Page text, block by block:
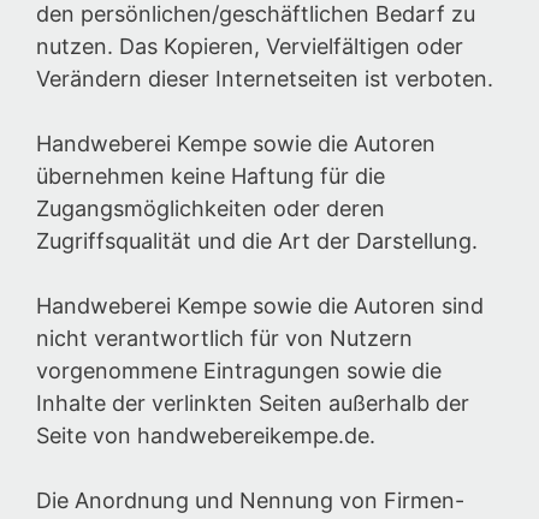
den persönlichen/geschäftlichen Bedarf zu
nutzen. Das Kopieren, Vervielfältigen oder
Verändern dieser Internetseiten ist verboten.
Handweberei Kempe sowie die Autoren
übernehmen keine Haftung für die
Zugangsmöglichkeiten oder deren
Zugriffsqualität und die Art der Darstellung.
Handweberei Kempe sowie die Autoren sind
nicht verantwortlich für von Nutzern
vorgenommene Eintragungen sowie die
Inhalte der verlinkten Seiten außerhalb der
Seite von handwebereikempe.de.
Die Anordnung und Nennung von Firmen-